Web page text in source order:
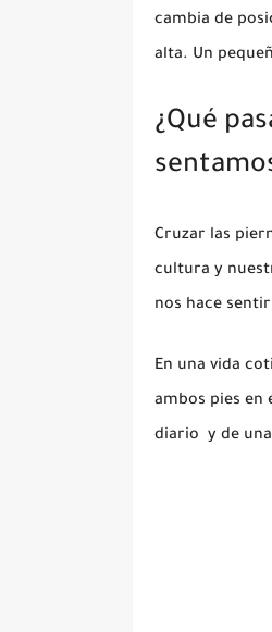
cambia de
alta. Un
¿Qué
Cruzar las
cultura y
nos hace
En una vida
ambos pies en
diario y de una